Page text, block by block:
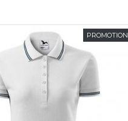
PROMOTION